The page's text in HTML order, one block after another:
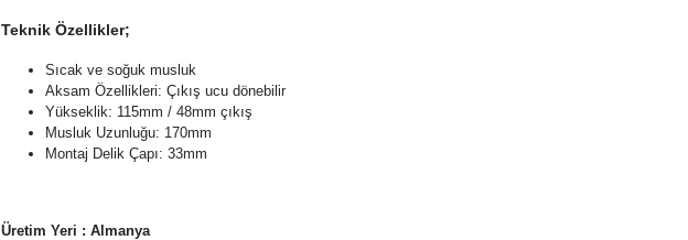
Teknik Özellikler;
Sıcak ve soğuk musluk
Aksam Özellikleri: Çıkış ucu dönebilir
Yükseklik: 115mm / 48mm çıkış
Musluk Uzunluğu: 170mm
Montaj Delik Çapı: 33mm
Üretim Yeri : Almanya